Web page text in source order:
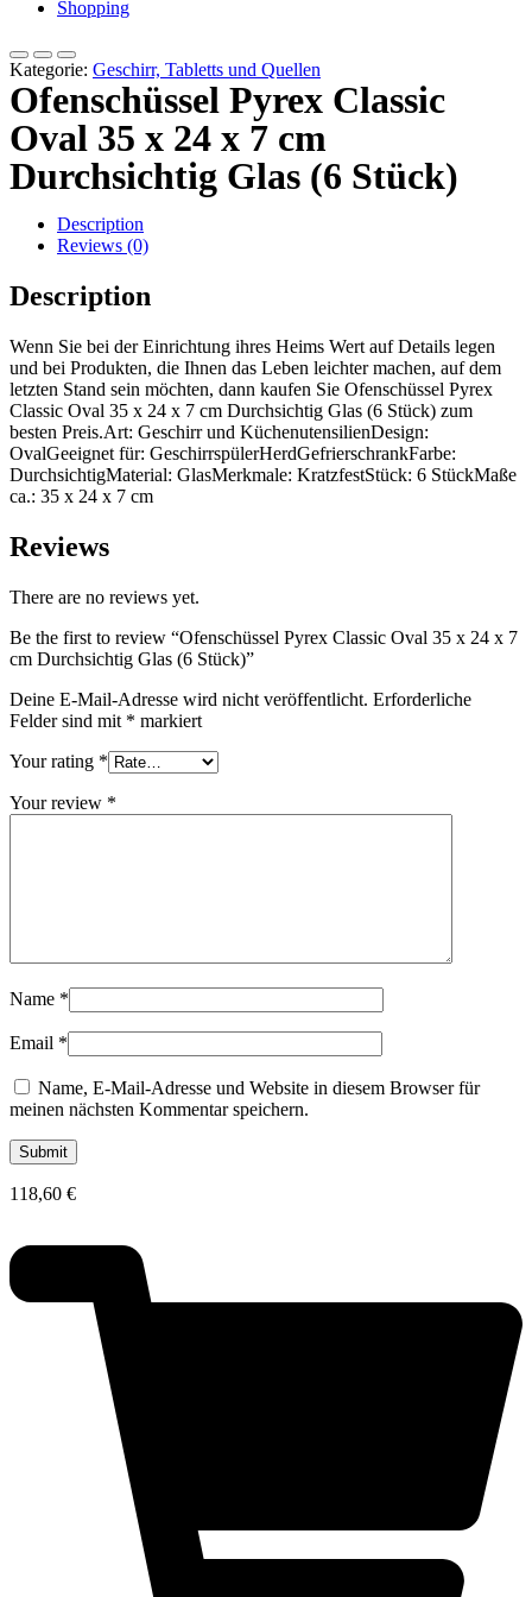
Shopping
Kategorie: Geschirr, Tabletts und Quellen
Ofenschüssel Pyrex Classic
Oval 35 x 24 x 7 cm
Durchsichtig Glas (6 Stück)
Description
Reviews (0)
Description
Wenn Sie bei der Einrichtung ihres Heims Wert auf Details legen
und bei Produkten, die Ihnen das Leben leichter machen, auf dem
letzten Stand sein möchten, dann kaufen Sie Ofenschüssel Pyrex
Classic Oval 35 x 24 x 7 cm Durchsichtig Glas (6 Stück) zum
besten Preis.Art: Geschirr und KüchenutensilienDesign:
OvalGeeignet für: GeschirrspülerHerdGefrierschrankFarbe:
DurchsichtigMaterial: GlasMerkmale: KratzfestStück: 6 StückMaße
ca.: 35 x 24 x 7 cm
Reviews
There are no reviews yet.
Be the first to review “Ofenschüssel Pyrex Classic Oval 35 x 24 x 7
cm Durchsichtig Glas (6 Stück)”
Deine E-Mail-Adresse wird nicht veröffentlicht. Erforderliche
Felder sind mit * markiert
Your rating *
Your review *
Name *
Email *
Name, E-Mail-Adresse und Website in diesem Browser für
meinen nächsten Kommentar speichern.
118,60 €